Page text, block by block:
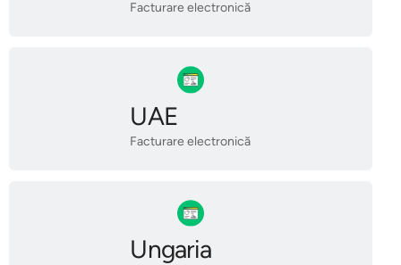
Facturare electronică
UAE
Facturare electronică
Ungaria